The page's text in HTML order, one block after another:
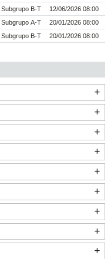
Subgrupo B-T
12/06/2026 08:00
Subgrupo A-T
20/01/2026 08:00
Subgrupo B-T 20/01/2026 08:00